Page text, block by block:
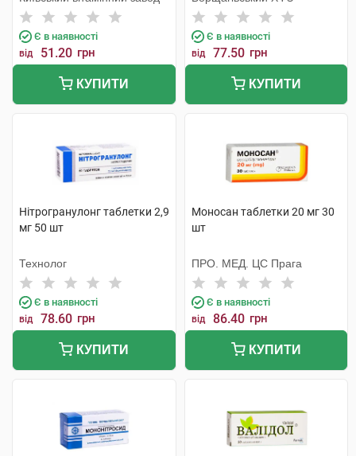
Є в наявності
від 51.20 грн
КУПИТИ
Є в наявності
від 77.50 грн
КУПИТИ
Нітрогранулонг таблетки 2,9
мг 50 шт
Технолог
Є в наявності
від 78.60 грн
КУПИТИ
Моносан таблетки 20 мг 30
шт
ПРО. МЕД. ЦС Прага
Є в наявності
від 86.40 грн
КУПИТИ